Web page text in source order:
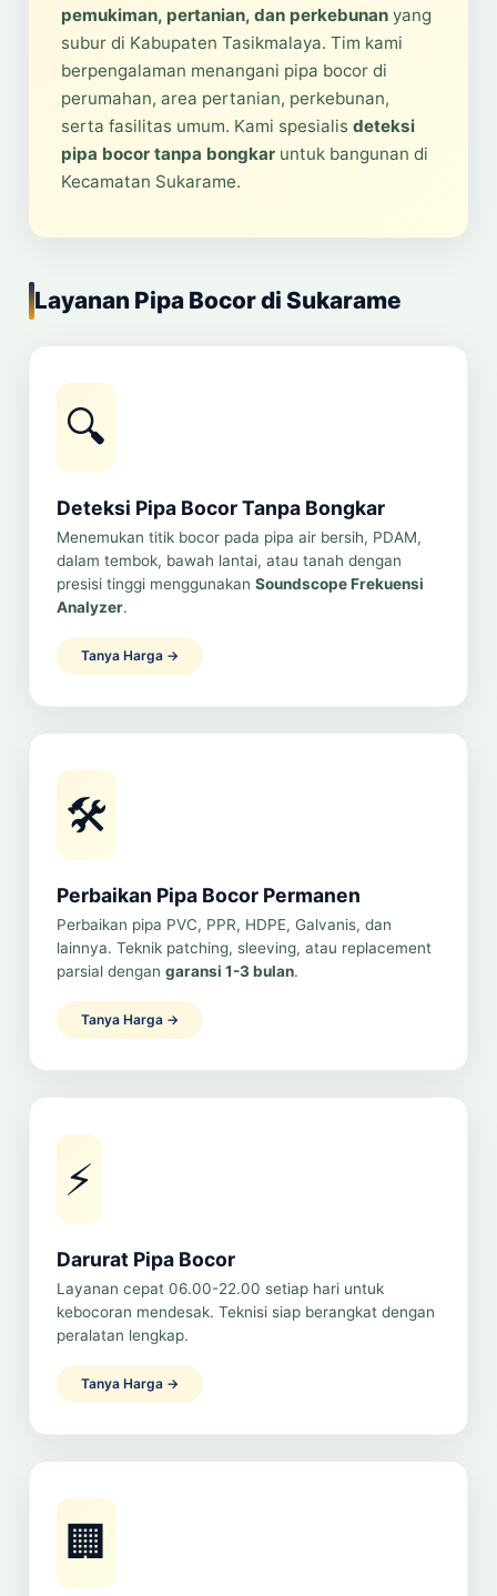
pemukiman, pertanian, dan perkebunanyang
subur di Kabupaten Tasikmalaya. Tim kami
berpengalaman menangani pipa bocor di
perumahan, area pertanian, perkebunan,
serta fasilitas umum. Kami spesialis deteksi
pipa bocor tanpa bongkaruntuk bangunan di
Kecamatan Sukarame.
Layanan Pipa Bocor di Sukarame
🔍
Deteksi Pipa Bocor Tanpa Bongkar
Menemukan titik bocor pada pipa air bersih, PDAM,
dalam tembok, bawah lantai, atau tanah dengan
presisi tinggi menggunakan Soundscope Frekuensi
Analyzer.
Tanya Harga →
🛠️
Perbaikan Pipa Bocor Permanen
Perbaikan pipa PVC, PPR, HDPE, Galvanis, dan
lainnya. Teknik patching, sleeving, atau replacement
parsial dengan garansi 1-3 bulan.
Tanya Harga →
⚡
Darurat Pipa Bocor
Layanan cepat 06.00-22.00 setiap hari untuk
kebocoran mendesak. Teknisi siap berangkat dengan
peralatan lengkap.
Tanya Harga →
🏢